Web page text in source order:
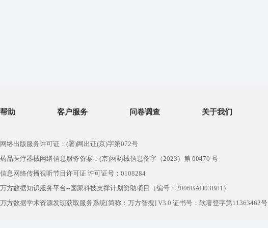
帮助 客户服务 问卷调查 关于我们
网络出版服务许可证：(署)网出证(京)字第072号
药品医疗器械网络信息服务备案：(京)网药械信息备字（2023）第 00470 号
信息网络传播视听节目许可证 许可证号：0108284
万方数据知识服务平台--国家科技支撑计划资助项目（编号：2006BAH03B01）
万方数据学术资源发现获取服务系统[简称：万方智搜] V3.0 证书号：软著登字第11363462号